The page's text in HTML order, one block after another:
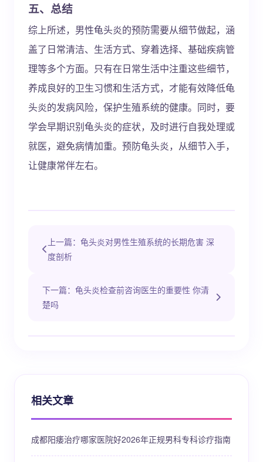
五、总结
综上所述，男性龟头炎的预防需要从细节做起，涵
盖了日常清洁、生活方式、穿着选择、基础疾病管
理等多个方面。只有在日常生活中注重这些细节，
养成良好的卫生习惯和生活方式，才能有效降低龟
头炎的发病风险，保护生殖系统的健康。同时，要
学会早期识别龟头炎的症状，及时进行自我处理或
就医，避免病情加重。预防龟头炎，从细节入手，
让健康常伴左右。
上一篇：龟头炎对男性生殖系统的长期危害 深
度剖析
下一篇：龟头炎检查前咨询医生的重要性 你清
楚吗
相关文章
成都阳痿治疗哪家医院好2026年正规男科专科诊疗指南